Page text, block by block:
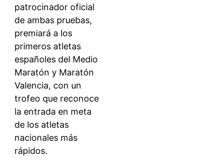
patrocinador oficial
de ambas pruebas,
premiará a los
primeros atletas
españoles del Medio
Maratón y Maratón
Valencia, con un
trofeo que reconoce
la entrada en meta
de los atletas
nacionales más
rápidos.